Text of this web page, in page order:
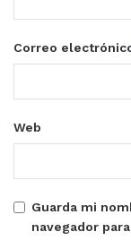
Correo
Web
Guarda mi
navegador